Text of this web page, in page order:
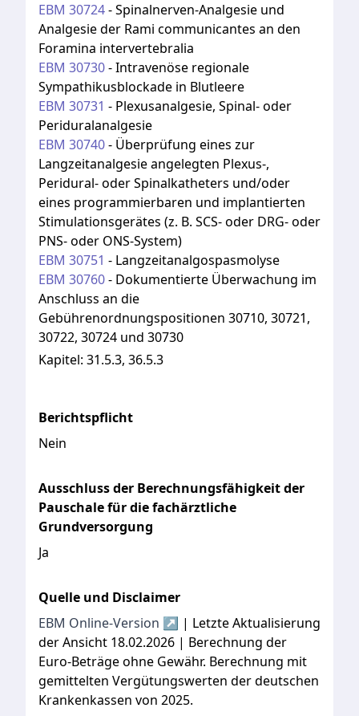
EBM 30724-Spinalnerven-Analgesie und
Analgesie der Rami communicantes an den
Foramina intervertebralia
EBM 30730-Intravenöse regionale
Sympathikusblockade in Blutleere
EBM 30731 - Plexusanalgesie, Spinal- oder
Periduralanalgesie
EBM 30740- Überprüfung eines zur
Langzeitanalgesie angelegten Plexus-,
Peridural- oder Spinalkatheters und/oder
eines programmierbaren und implantierten
Stimulationsgerätes (z. B. SCS- oder DRG- oder
PNS- oder ONS-System)
EBM 30751 - Langzeitanalgospasmolyse
EBM 30760- Dokumentierte Überwachung im
Anschluss an die
Gebührenordnungspositionen 30710, 30721,
30722, 30724 und 30730
Kapitel: 31.5.3, 36.5.3
Berichtspflicht
Nein
Ausschluss der Berechnungsfähigkeit der
Pauschale für die fachärztliche
Grundversorgung
Ja
Quelle und Disclaimer
EBM Online-Version ↗ | Letzte Aktualisierung
der Ansicht 18.02.2026 | Berechnung der
Euro-Beträge ohne Gewähr. Berechnung mit
gemittelten Vergütungswerten der deutschen
Krankenkassen von 2025.